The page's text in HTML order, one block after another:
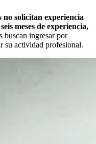
no solicitan experiencia
meses de experiencia,
buscan ingresar por
su actividad profesional.